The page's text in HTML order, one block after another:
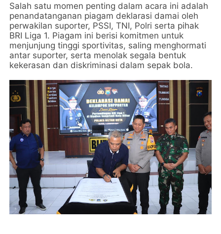
Salah satu momen penting dalam acara ini adalah
penandatanganan piagam deklarasi damai oleh
perwakilan suporter, PSSI, TNI, Polri serta pihak
BRI Liga 1. Piagam ini berisi komitmen untuk
menjunjung tinggi sportivitas, saling menghormati
antar suporter, serta menolak segala bentuk
kekerasan dan diskriminasi dalam sepak bola.